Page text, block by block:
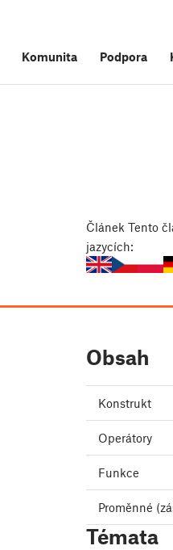
Komunita Podpora
Článek Tento
jazycích:
Obsah
Konstrukt
Operátory
Funkce
Proměnné
Témata